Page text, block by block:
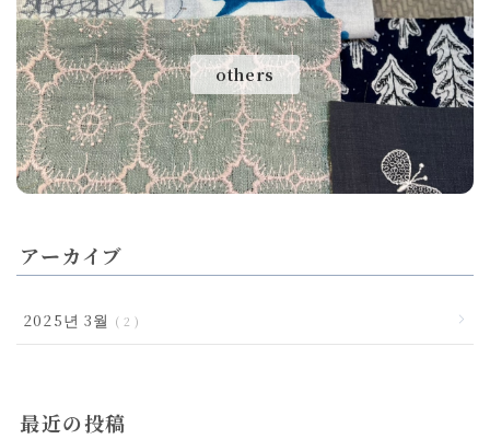
others
アーカイブ
2025년 3월 2
最近の投稿